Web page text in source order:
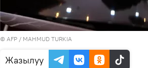
© AFP / MAHMUD TURKIA
Жазылуу